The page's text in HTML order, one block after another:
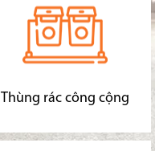
Thùng rác công cộng